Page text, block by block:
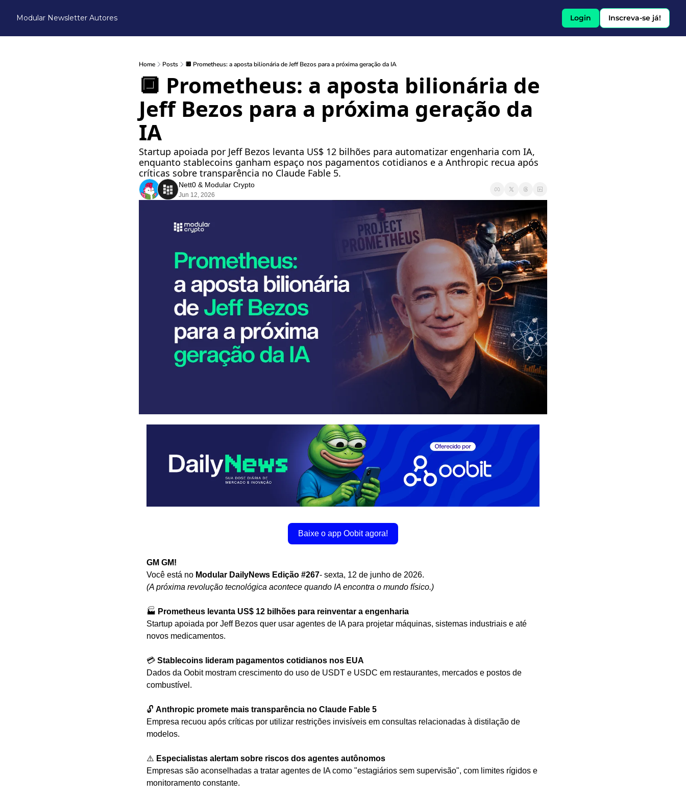
Modular Newsletter Autores Login Inscreva-se já!
Home Posts 🔲 Prometheus: a aposta bilionária de Jeff Bezos para a próxima geração da IA
🔲 Prometheus: a aposta bilionária de
Jeff Bezos para a próxima geração da
IA
Startup apoiada por Jeff Bezos levanta US$ 12 bilhões para automatizar engenharia com IA,
enquanto stablecoins ganham espaço nos pagamentos cotidianos e a Anthropic recua após
críticas sobre transparência no Claude Fable 5.
Nett0 & Modular Crypto
Jun 12, 2026
Baixe o app Oobit agora!
GM GM!
Você está no Modular DailyNews Edição #267- sexta, 12 de junho de 2026.
(A próxima revolução tecnológica acontece quando IA encontra o mundo físico.)
🏭 Prometheus levanta US$ 12 bilhões para reinventar a engenharia
Startup apoiada por Jeff Bezos quer usar agentes de IA para projetar máquinas, sistemas industriais e até
novos medicamentos.
💳 Stablecoins lideram pagamentos cotidianos nos EUA
Dados da Oobit mostram crescimento do uso de USDT e USDC em restaurantes, mercados e postos de
combustível.
🔓 Anthropic promete mais transparência no Claude Fable 5
Empresa recuou após críticas por utilizar restrições invisíveis em consultas relacionadas à distilação de
modelos.
⚠️ Especialistas alertam sobre riscos dos agentes autônomos
Empresas são aconselhadas a tratar agentes de IA como "estagiários sem supervisão", com limites rígidos e
monitoramento constante.